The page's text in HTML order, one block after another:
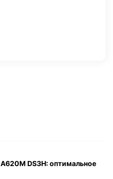
DS3H: оптимальное